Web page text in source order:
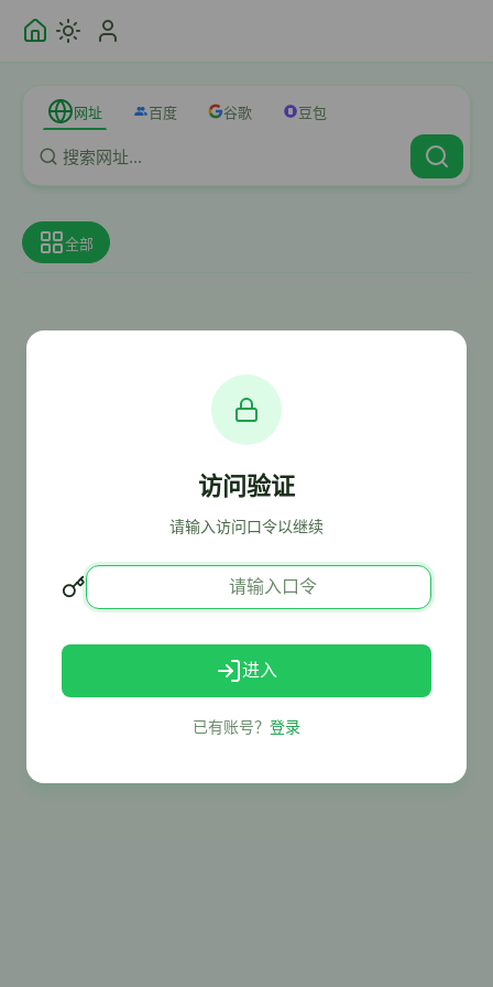
网址 百度 谷歌 豆包
全部
访问验证
请输入访问口令以继续
进入
已有账号？ 登录